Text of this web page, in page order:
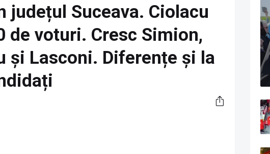
județul Suceava. Ciolacu
de voturi. Cresc Simion,
și Lasconi. Diferențe și la